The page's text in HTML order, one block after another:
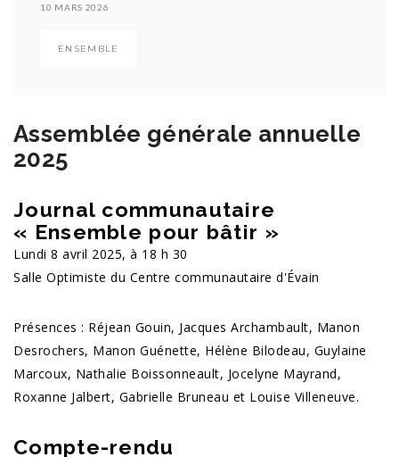
10 MARS 2026
ENSEMBLE
Assemblée générale annuelle
2025
Journal communautaire
« Ensemble pour bâtir »
Lundi 8 avril 2025, à 18 h 30
Salle Optimiste du Centre communautaire d'Évain
Présences : Réjean Gouin, Jacques Archambault, Manon
Desrochers, Manon Guénette, Hélène Bilodeau, Guylaine
Marcoux, Nathalie Boissonneault, Jocelyne Mayrand,
Roxanne Jalbert, Gabrielle Bruneau et Louise Villeneuve.
Compte-rendu